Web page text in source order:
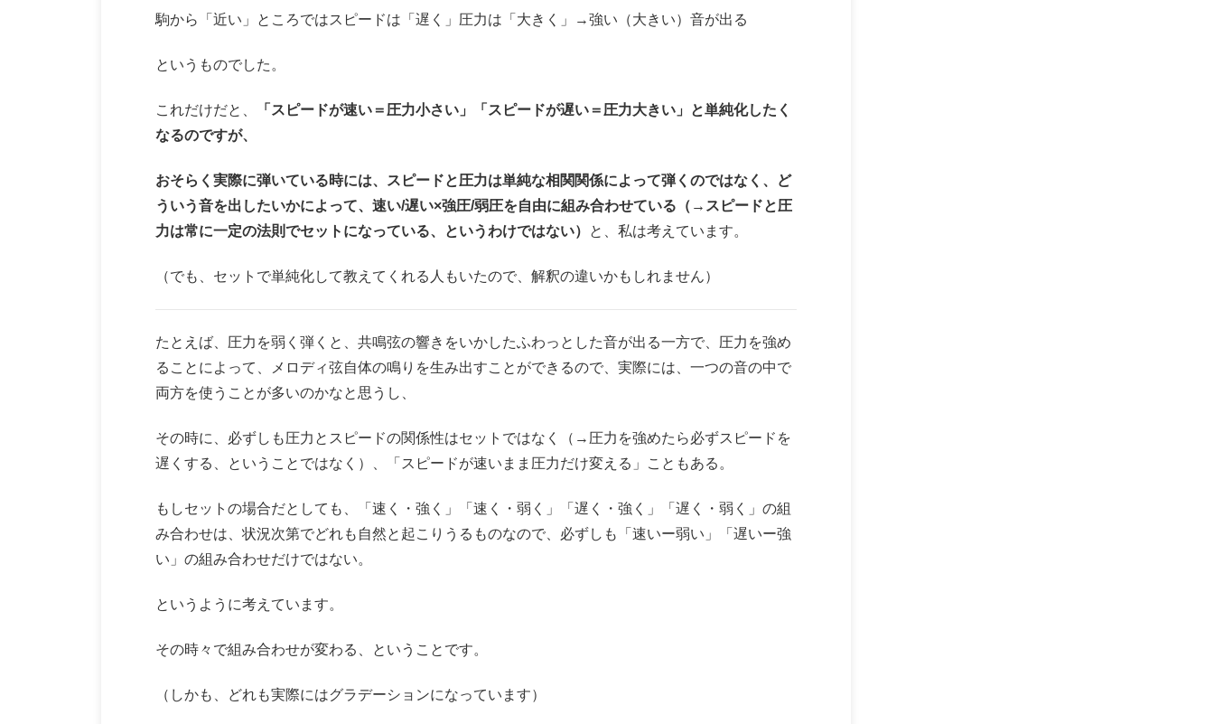
駒から「近い」ところではスピードは「遅く」圧力は「大きく」→強い（大きい）音が出る
というものでした。
これだけだと、
「スピードが速い＝圧力小さい」「スピードが遅い＝圧力大きい」と単純化したく
なるのですが、
おそらく実際に弾いている時には、スピードと圧力は単純な相関関係によって弾くのではなく、ど
ういう音を出したいかによって、速い/遅い×強圧/弱圧を自由に組み合わせている（→スピードと圧
力は常に一定の法則でセットになっている、というわけではない）
と、私は考えています。
（でも、セットで単純化して教えてくれる人もいたので、解釈の違いかもしれません）
たとえば、圧力を弱く弾くと、共鳴弦の響きをいかしたふわっとした音が出る一方で、圧力を強め
ることによって、メロディ弦自体の鳴りを生み出すことができるので、実際には、一つの音の中で
両方を使うことが多いのかなと思うし、
その時に、必ずしも圧力とスピードの関係性はセットではなく（→圧力を強めたら必ずスピードを
遅くする、ということではなく）、「スピードが速いまま圧力だけ変える」こともある。
もしセットの場合だとしても、「速く・強く」「速く・弱く」「遅く・強く」「遅く・弱く」の組
み合わせは、状況次第でどれも自然と起こりうるものなので、必ずしも「速いー弱い」「遅いー強
い」の組み合わせだけではない。
というように考えています。
その時々で組み合わせが変わる、ということです。
（しかも、どれも実際にはグラデーションになっています）